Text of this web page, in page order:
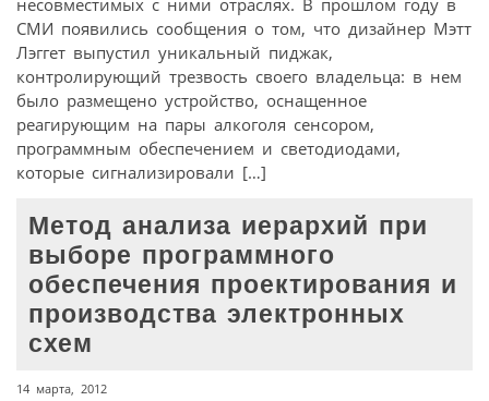
СМИ появились сообщения о том, что дизайнер Мэтт
Лэггет выпустил уникальный пиджак,
контролирующий трезвость своего владельца: в нем
было размещено устройство, оснащенное
реагирующим на пары алкоголя сенсором,
программным обеспечением и светодиодами,
которые сигнализировали […]
Метод анализа иерархий при
выборе программного
обеспечения проектирования и
производства электронных
схем
14 марта, 2012